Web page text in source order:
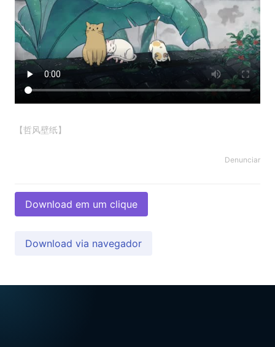
【哲风壁纸】
Denunciar
Download em um clique
Download via navegador